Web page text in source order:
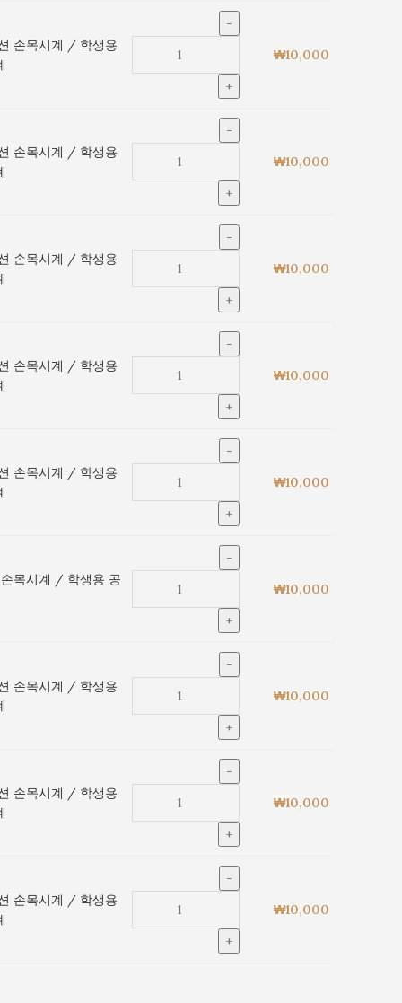
손목시계 / 학생용
₩10,000
손목시계 / 학생용
₩10,000
손목시계 / 학생용
₩10,000
손목시계 / 학생용
₩10,000
손목시계 / 학생용
₩10,000
목시계 / 학생용 공
₩10,000
손목시계 / 학생용
₩10,000
손목시계 / 학생용
₩10,000
손목시계 / 학생용
₩10,000